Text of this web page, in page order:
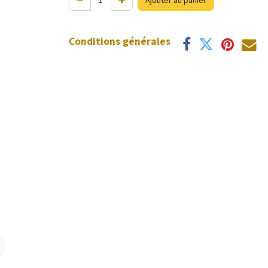
Conditions générales